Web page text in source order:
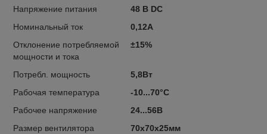
Напряжение питания
48 В DC
Номинальный ток
0,12А
Отклонение потребляемой
мощности и тока
±15%
Потребл. мощность
5,8Вт
Рабочая температура
-10...70°C
Рабочее напряжение
24...56В
Размер вентилятора
70x70x25мм